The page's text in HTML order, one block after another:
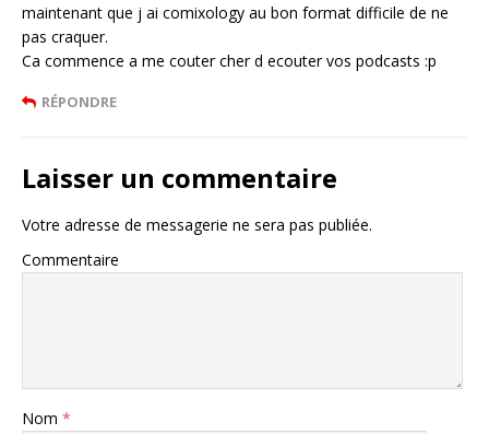
maintenant que j ai comixology au bon format difficile de ne
pas craquer.
Ca commence a me couter cher d ecouter vos podcasts :p
RÉPONDRE
Laisser un commentaire
Votre adresse de messagerie ne sera pas publiée.
Commentaire
Nom *